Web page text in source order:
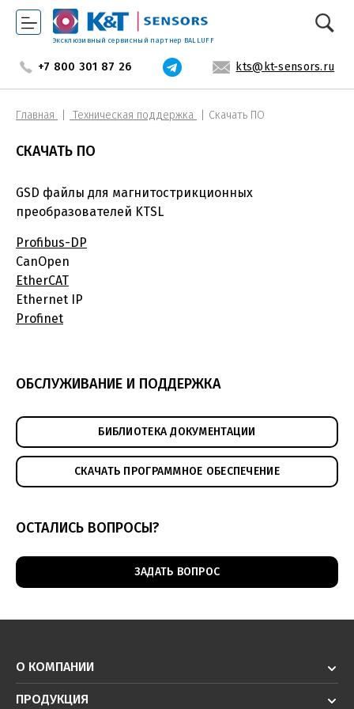
Эксклюзивный сервисный партнер BALLUFF
+7 800 301 87 26 kts@kt-sensors.ru
Главная Техническая поддержка Скачать ПО
СКАЧАТЬ ПО
GSD файлы для магнитострикционных
преобразователей KTSL
Profibus-DP
CanOpen
EtherCAT
Ethernet IP
Profinet
ОБСЛУЖИВАНИЕ И ПОДДЕРЖКА
БИБЛИОТЕКА ДОКУМЕНТАЦИИ
СКАЧАТЬ ПРОГРАММНОЕ ОБЕСПЕЧЕНИЕ
ОСТАЛИСЬ ВОПРОСЫ?
ЗАДАТЬ ВОПРОС
О КОМПАНИИ
ПРОДУКЦИЯ